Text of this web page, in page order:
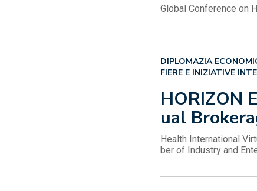
Global Conference on
HORIZON
ual
DIPLOMAZIA
FIERE E INIZIATIVE
Health International
ber of Industry and